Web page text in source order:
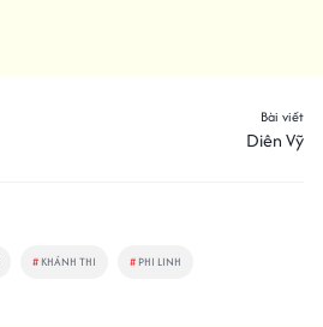
Bài viết
Diên Vỹ
# KHÁNH THI # PHI LINH